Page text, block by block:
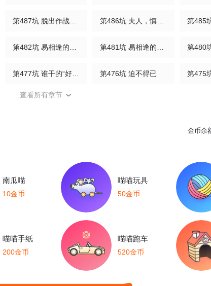
第480
第476坑 迫不得已 第475
第472坑 分歧再起
第465
第458坑 偷梁换柱 第457
第454坑 回到正轨?（上） 第453坑 太安静了 第452
第444坑 反正…打你就对了？ 第442
查看所有章节
金币余
南瓜喵
10金币
喵喵玩具
50金币
喵喵手纸
200金币
喵喵跑车
520金币